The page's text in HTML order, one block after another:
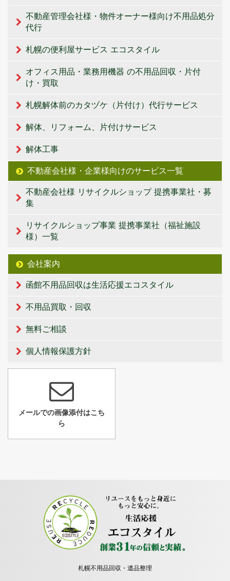
不動産管理会社様・物件オーナー様向け不用品処分
代行
札幌の便利屋サービス エコスタイル
オフィス用品・業務用機器 の不用品回収・片付
け・買取
札幌解体前のカタヅケ（片付け）代行サービス
解体、リフォーム、片付けサービス
解体工事
不動産会社様・企業様向けのサービス一覧
不動産会社様 リサイクルショップ 提携事業社・募
集
リサイクルショップ事業 提携事業社（福祉施設
様）一覧
会社案内
函館不用品回収は生活応援エコスタイル
不用品買取・回収
無料ご相談
個人情報保護方針
メールでの画像添付はこち
ら
札幌不用品回収・遺品整理